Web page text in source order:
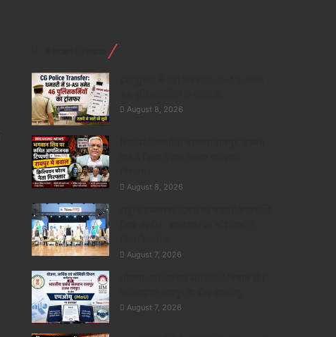
August 8, 2026
August 8, 2026
August 7, 2026
August 7, 2026